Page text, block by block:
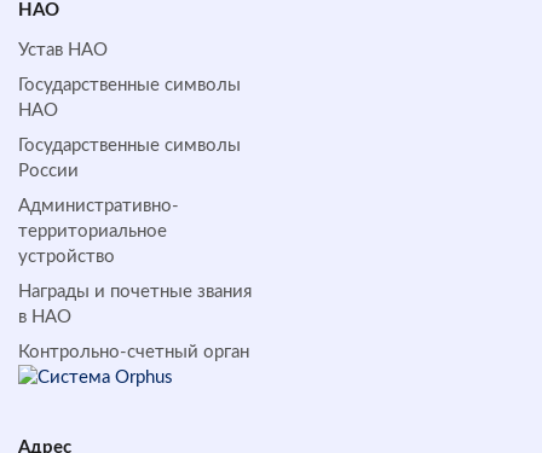
НАО
Устав НАО
Государственные символы
НАО
Государственные символы
России
Административно-
территориальное
устройство
Награды и почетные звания
в НАО
Контрольно-счетный орган
Адрес